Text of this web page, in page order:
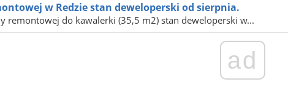
w Redzie stan deweloperski od sierpnia.
remontowej do kawalerki (35,5 m2) stan deweloperski w...
ad